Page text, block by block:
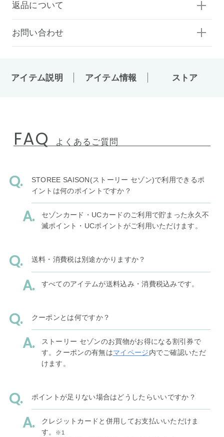
返品について
お問い合わせ
アイテム説明 アイテム情報 ストア
FAQ よくあるご質問
STOREE SAISON(ストーリー セゾン)で利用できるポ
イントは何のポイントですか？
セゾンカード・UCカードのご利用で貯まった永久不
滅ポイント・UCポイントがご利用いただけます。
送料・消費税は別途かかりますか？
すべてのアイテムが送料込み・消費税込みです。
クーポンとは何ですか？
ストーリー セゾンのお買物がお得になる割引券で
す。クーポンの有無はマイページ内でご確認いただ
けます。
ポイントが足りない場合はどうしたらいいですか？
クレジットカードと併用してお支払いいただけま
す。
※1